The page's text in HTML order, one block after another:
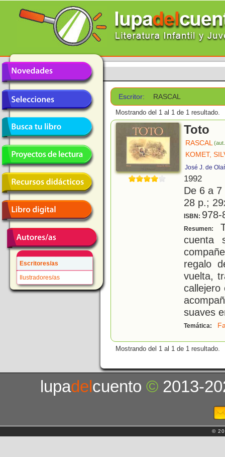
Escritores/as
Ilustradores/as
Escritor: RASCAL
Mostrando del 1 al 1 de 1 resultado.
Toto
RASCAL
KOMET,
José J. de
1992
De 6 a
28 p.;
ISBN: 978-
Resumen:
cuenta
regalo
vuelta,
callejero
suaves
Temática:
Mostrando del 1 al 1 de 1 resultado.
lupadelcuento© 2013-
©